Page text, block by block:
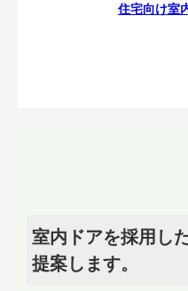
住宅向け室
室内ドアを採用し
提案します。